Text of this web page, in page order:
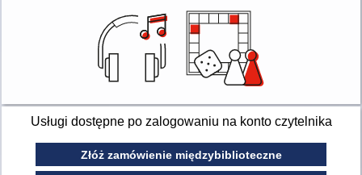
Usługi dostępne po zalogowaniu na konto czytelnika
Złóż zamówienie międzybiblioteczne